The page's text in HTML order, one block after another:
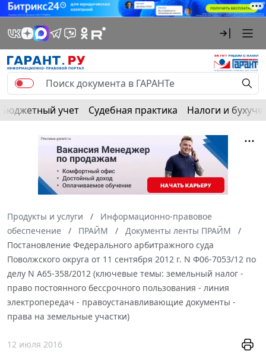
Бюджетный учет Судебная практика Налоги и
Продукты и услуги
Информационно-правовое
обеспечение
ПРАЙМ
Документы ленты ПРАЙМ
Постановление Федерального арбитражного суда
Поволжского округа от 11 сентября 2012 г. N Ф06-7053/12 по
делу N А65-358/2012 (ключевые темы: земельный налог -
право постоянного бессрочного пользования - линия
электропередач - правоустанавливающие документы -
права на земельные участки)
12 июля 2016